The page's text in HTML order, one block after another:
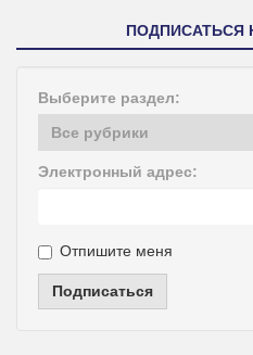
ПОДПИСАТЬСЯ
Выберите раздел:
Электронный адрес:
Отпишите меня
Подписаться